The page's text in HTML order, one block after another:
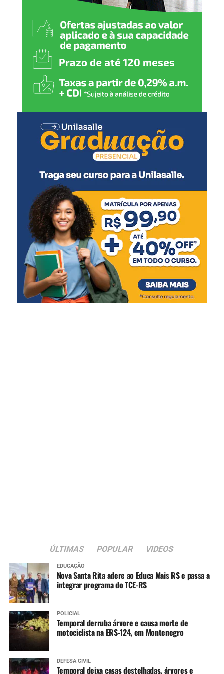
nas decisões que ajudam a
transformar nossa cidade”,
afirmou.
A Prefeitura reforça o convite para que os moradores do
bairro Sanga Funda e regiões próximas participem do
ÚLTIMAS POPULAR VIDEOS
EDUCAÇÃO
Nova Santa Rita adere ao Educa Mais RS e passa a
integrar programa do TCE-RS
POLICIAL
Temporal derruba árvore e causa morte de
motociclista na ERS-124, em Montenegro
DEFESA CIVIL
Temporal deixa casas destelhadas, árvores e